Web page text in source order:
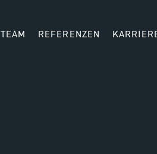
TEAM REFERENZEN